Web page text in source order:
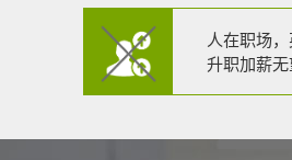
人在职场，
升职加薪无